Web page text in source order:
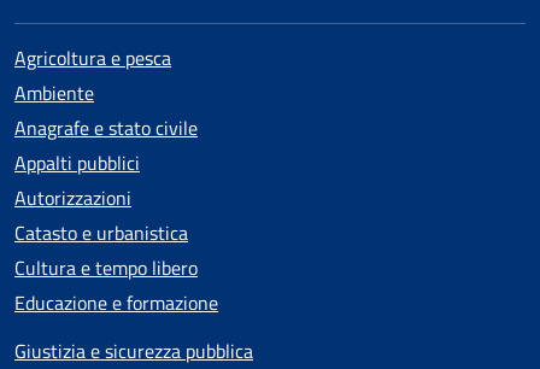
Agricoltura e pesca
Ambiente
Anagrafe e stato civile
Appalti pubblici
Autorizzazioni
Catasto e urbanistica
Cultura e tempo libero
Educazione e formazione
Giustizia e sicurezza pubblica